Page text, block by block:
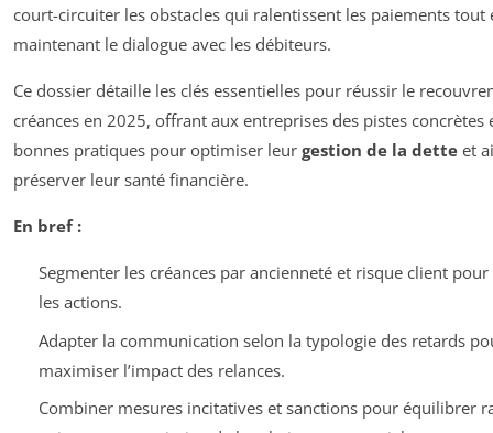
court-circuiter les obstacles qui ralentissent les paiements tout
maintenant le dialogue avec les débiteurs.
Ce dossier détaille les clés essentielles pour réussir le
créances en 2025, offrant aux entreprises des pistes concrètes
bonnes pratiques pour optimiser leur gestion de la dette et
préserver leur santé financière.
En bref :
Segmenter les créances par ancienneté et risque client
les actions.
Adapter la communication selon la typologie des retards
maximiser l’impact des relances.
Combiner mesures incitatives et sanctions pour équilibrer